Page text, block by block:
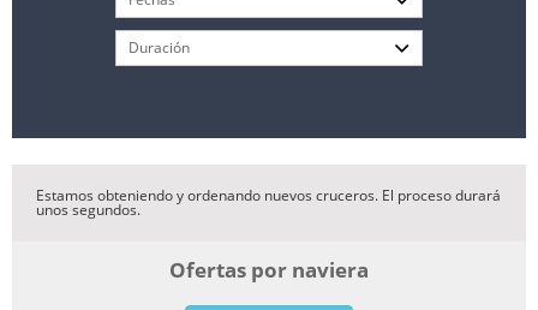
Estamos obteniendo y ordenando nuevos cruceros. El proceso durará
unos segundos.
Ofertas por naviera